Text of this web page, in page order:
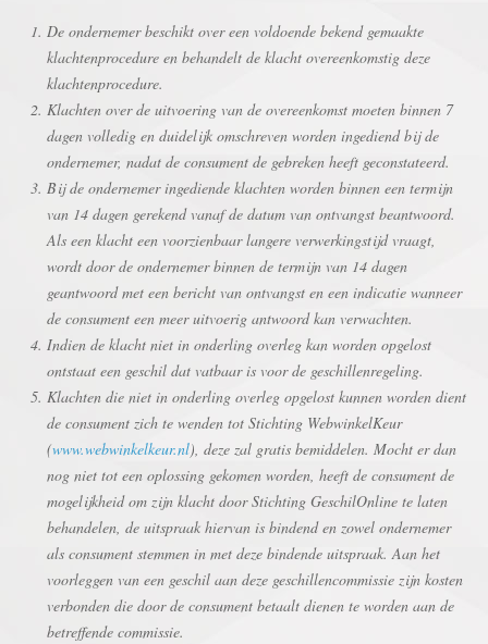
De ondernemer beschikt over een voldoende bekend gemaakte
klachtenprocedure en behandelt de klacht overeenkomstig deze
klachtenprocedure.
Klachten over de uitvoering van de overeenkomst moeten binnen 7
dagen volledig en duidelijk omschreven worden ingediend bij de
ondernemer, nadat de consument de gebreken heeft geconstateerd.
Bij de ondernemer ingediende klachten worden binnen een termijn
van 14 dagen gerekend vanaf de datum van ontvangst beantwoord.
Als een klacht een voorzienbaar langere verwerkingstijd vraagt,
wordt door de ondernemer binnen de termijn van 14 dagen
geantwoord met een bericht van ontvangst en een indicatie wanneer
de consument een meer uitvoerig antwoord kan verwachten.
Indien de klacht niet in onderling overleg kan worden opgelost
ontstaat een geschil dat vatbaar is voor de geschillenregeling.
Klachten die niet in onderling overleg opgelost kunnen worden dient
de consument zich te wenden tot Stichting WebwinkelKeur
(www.webwinkelkeur.nl), deze zal gratis bemiddelen. Mocht er dan
nog niet tot een oplossing gekomen worden, heeft de consument de
mogelijkheid om zijn klacht door Stichting GeschilOnline te laten
behandelen, de uitspraak hiervan is bindend en zowel ondernemer
als consument stemmen in met deze bindende uitspraak. Aan het
voorleggen van een geschil aan deze geschillencommissie zijn kosten
verbonden die door de consument betaalt dienen te worden aan de
betreffende commissie.